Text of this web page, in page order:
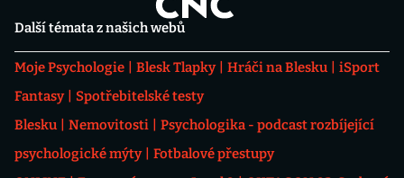
Další témata z našich webů
Moje Psychologie Blesk Tlapky Hráči na Blesku
iSport
Fantasy
Spotřebitelské testy
Blesku
Nemovitosti
Psychologika - podcast rozbíjející
psychologické mýty
Fotbalové přestupy